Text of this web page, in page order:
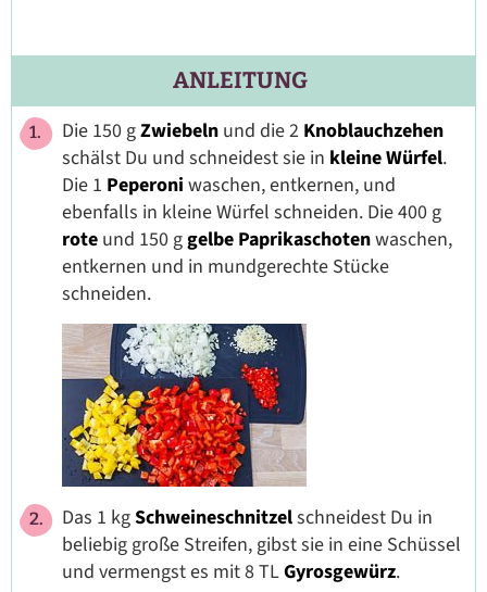
ANLEITUNG
Die 150 gZwiebeln und die 2 Knoblauchzehen
schälst Du und schneidest sie in kleine Würfel.
Die 1 Peperoni waschen, entkernen, und
ebenfalls in kleine Würfel schneiden. Die 400 g
rote und 150 ggelbe Paprikaschotenwaschen,
entkernen und in mundgerechte Stücke
schneiden.
Das 1 kgSchweineschnitzelschneidest Du in
beliebig große Streifen, gibst sie in eine Schüssel
und vermengst es mit 8 TLGyrosgewürz.